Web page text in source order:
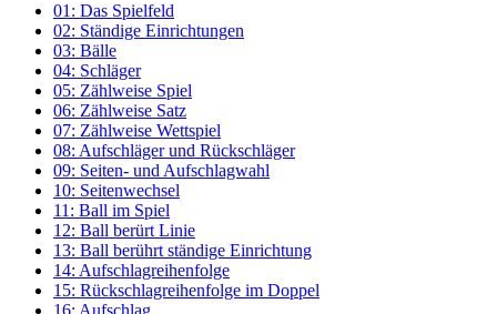
01: Das Spielfeld
02: Ständige Einrichtungen
03: Bälle
04: Schläger
05: Zählweise Spiel
06: Zählweise Satz
07: Zählweise Wettspiel
08: Aufschläger und Rückschläger
09: Seiten- und Aufschlagwahl
10: Seitenwechsel
11: Ball im Spiel
12: Ball berürt Linie
13: Ball berührt ständige Einrichtung
14: Aufschlagreihenfolge
15: Rückschlagreihenfolge im Doppel